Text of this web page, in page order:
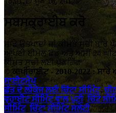
ਸਬਸਕ੍ਰਾਈਬ ਕਰੋ
ਸਾਡੇ ਉਤਪਾਦਾਂ ਜਾਂ ਕੀਮਤ ਸੂਚੀ
ਆਪਣੀ ਈਮੇਲ ਛੱਡੋ ਅਤੇ ਅਸੀਂ 24
ਕੀਮਤ ਸੂਚੀ ਲਈ ਪੁੱਛਗਿੱਛ
© ਕਾਪੀਰਾਈਟ - 2010-2022 :
ਸਾਈਟਮੈਪ
ਛੱਤ ਦੇ ਲੀਕੇਜ ਲਈ ਚਿੱਟਾ ਸੀਮਿੰਟ,
ਵ੍ਹਾਈਟ ਸੀਮਿੰਟ ਵਾਲ ਪੁਟੀ, ਚਿੱਟੇ
ਸੀਮਿੰਟ, ਚਿੱਟਾ ਸੀਮਿੰਟ ਸਲੇਟੀ,